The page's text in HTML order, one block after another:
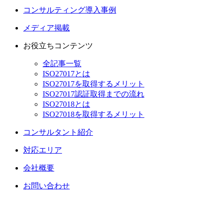
コンサルティング導入事例
メディア掲載
お役立ちコンテンツ
全記事一覧
ISO27017とは
ISO27017を取得するメリット
ISO27017認証取得までの流れ
ISO27018とは
ISO27018を取得するメリット
コンサルタント紹介
対応エリア
会社概要
お問い合わせ